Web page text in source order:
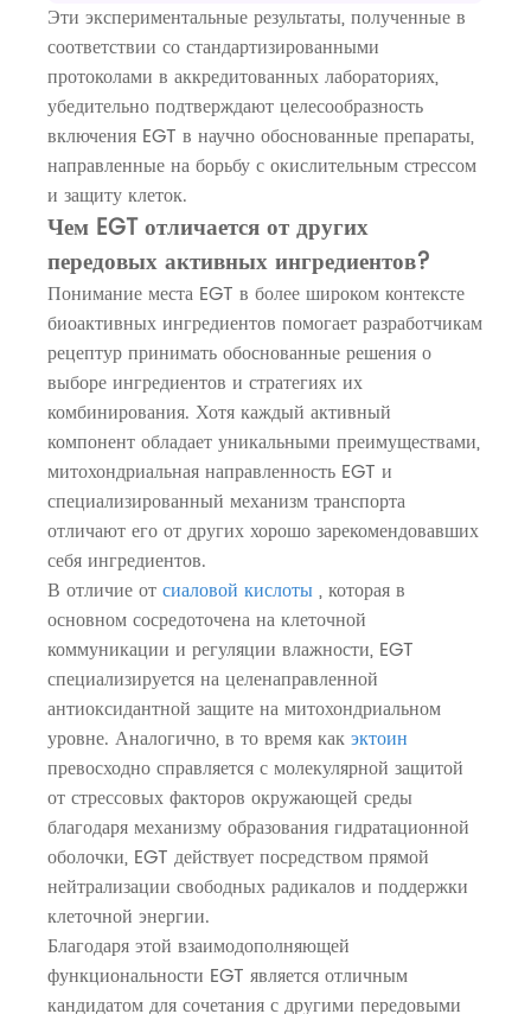
Эти экспериментальные результаты, полученные в
соответствии со стандартизированными
протоколами в аккредитованных лабораториях,
убедительно подтверждают целесообразность
включения EGT в научно обоснованные препараты,
направленные на борьбу с окислительным стрессом
и защиту клеток.
Чем EGT отличается от других
передовых активных ингредиентов?
Понимание места EGT в более широком контексте
биоактивных ингредиентов помогает разработчикам
рецептур принимать обоснованные решения о
выборе ингредиентов и стратегиях их
комбинирования. Хотя каждый активный
компонент обладает уникальными преимуществами,
митохондриальная направленность EGT и
специализированный механизм транспорта
отличают его от других хорошо зарекомендовавших
себя ингредиентов.
В отличие отсиаловой кислоты, которая в
основном сосредоточена на клеточной
коммуникации и регуляции влажности, EGT
специализируется на целенаправленной
антиоксидантной защите на митохондриальном
уровне. Аналогично, в то время какэктоин
превосходно справляется с молекулярной защитой
от стрессовых факторов окружающей среды
благодаря механизму образования гидратационной
оболочки, EGT действует посредством прямой
нейтрализации свободных радикалов и поддержки
клеточной энергии.
Благодаря этой взаимодополняющей
функциональности EGT является отличным
кандидатом для сочетания с другими передовыми